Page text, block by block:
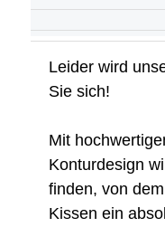
Leider wird
Sie sich!
Mit
Konturdesign
finden, von
Kissen ein